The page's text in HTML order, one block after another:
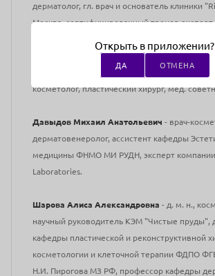
дерматолог, гл. врач и основатель клиники
Москва, сертифицированный тренер-
Трухачев Михаил Михайлович
косметолог, пластический хирург, мед.
Давыдов Михаил Анатольевич - врач-
дерматовенеролог, ассистент кафедры
медицины ФНМО МИ РУДН, эксперт компании
Laboratories.
Шарова Алиса Александровна - д. м. н.,
научный руководитель КЭМ "Чистые пруды",
кафедры пластической и реконструктивной
косметологии и клеточной терапии ФДПО
Н.И. Пирогова МЗ РФ, профессор кафедры
Открыть в приложении?
ДА ОТМЕНА